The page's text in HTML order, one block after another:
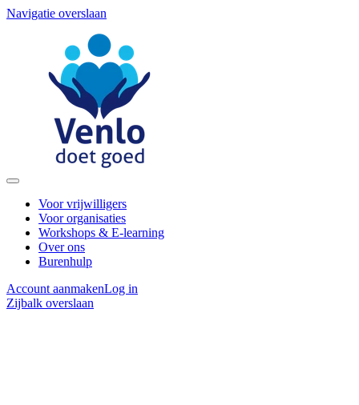
Navigatie overslaan
Voor vrijwilligers
Voor organisaties
Workshops & E-learning
Over ons
Burenhulp
Account aanmakenLog in
Zijbalk overslaan